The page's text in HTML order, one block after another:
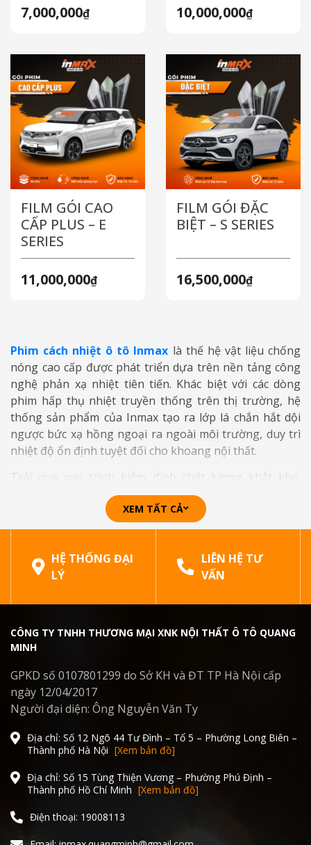
7,000,000₫ 10,000,000₫
FILM GÓI CAO
CẤP PLUS – E
SERIES
11,000,000₫
FILM GÓI ĐẶC
BIỆT – S SERIES
16,500,000₫
Phim cách nhiệt ô tô Inmax là thế hệ vật liệu chống
nóng cao cấp được phát triển dựa trên nền tảng công
nghệ phản xạ nhiệt tiên tiến. Khác biệt với các dòng
phim hấp thụ nhiệt truyền thống trên thị trường, hệ
thống sản phẩm của Inmax tạo ra lớp lá chắn hắt dội
ngược bức xạ hồng ngoại ra ngoài môi trường, duy trì
nhiệt độ ổn định tuyệt đối cho khoang nội thất.
Trải qua quy trình kiểm định chất lượng khắt khe,
Inmax tự hào mang đến giải pháp cách nhiệt, chống
chói và bảo vệ an toàn toàn diện cho các dòng xe hơi.
Công nghệ phản xạ nhiệt của phim cách nhiệt ô tô Inmax
1. Inmax – Thương hiệu phim
cách nhiệt ô tô đến từ Mỹ
Inmax là thương hiệu
XEM TẤT CẢ
HỆ THỐNG ĐẠI
LÝ
LIÊN HỆ TƯ
VẤN
CÔNG TY TNHH THƯƠNG MẠI XNK NỘI THẤT Ô TÔ QUANG
MINH
GPKD số 0107801299 do Sở KH và ĐT TP Hà Nội cấp
ngày 12/04/2017
Người đại diện: Ông Nguyễn Văn Ty
Địa chỉ: Số 12 Ngõ 44 Tư Đình – Tổ 5 – Phường Long Biên –
Thành phố Hà Nội [Xem bản đồ]
Địa chỉ: Số 15 Tùng Thiện Vương – Phường Phú Định –
Thành phố Hồ Chí Minh [Xem bản đồ]
Điện thoại: 19008113